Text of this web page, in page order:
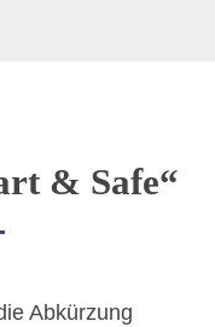
& Safe“
Abkürzung